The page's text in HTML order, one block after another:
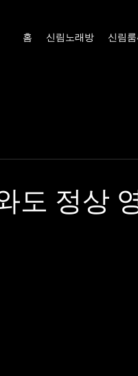
홈 신림노래방 신림
도 정상